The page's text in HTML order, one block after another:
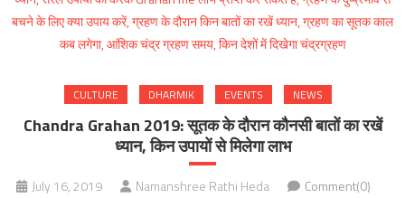
CULTURE DHARMIK EVENTS NEWS
Chandra Grahan 2019: सूतक के दौरान कौनसी बातों का रखें
ध्यान, किन उपायों से मिलेगा लाभ
July 16, 2019 Namanshree Rathi Heda Comment(0)